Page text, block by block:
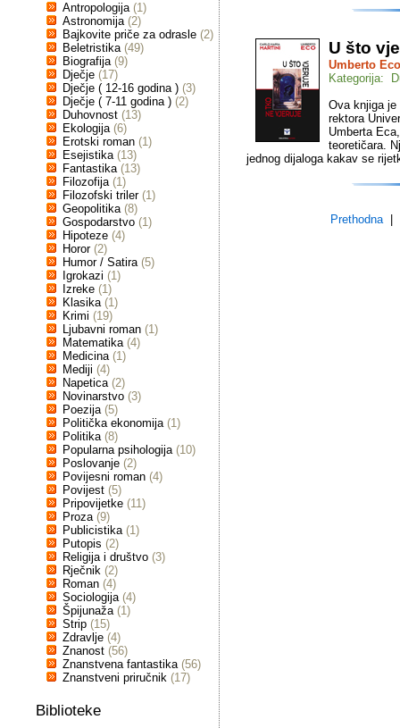
Antropologija (1)
Astronomija (2)
Bajkovite priče za odrasle (2)
Beletristika (49)
Biografija (9)
Dječje (17)
Dječje ( 12-16 godina ) (3)
Dječje ( 7-11 godina ) (2)
Duhovnost (13)
Ekologija (6)
Erotski roman (1)
Esejistika (13)
Fantastika (13)
Filozofija (1)
Filozofski triler (1)
Geopolitika (8)
Gospodarstvo (1)
Hipoteze (4)
Horor (2)
Humor / Satira (5)
Igrokazi (1)
Izreke (1)
Klasika (1)
Krimi (19)
Ljubavni roman (1)
Matematika (4)
Medicina (1)
Mediji (4)
Napetica (2)
Novinarstvo (3)
Poezija (5)
Politička ekonomija (1)
Politika (8)
Popularna psihologija (10)
Poslovanje (2)
Povijesni roman (4)
Povijest (5)
Pripovijetke (11)
Proza (9)
Publicistika (1)
Putopis (2)
Religija i društvo (3)
Rječnik (2)
Roman (4)
Sociologija (4)
Špijunaža (1)
Strip (15)
Zdravlje (4)
Znanost (56)
Znanstvena fantastika (56)
Znanstveni priručnik (17)
Biblioteke
U što
Umberto Eco
Kategorija:
Ova knjiga je
rektora
Umberta
teoretičara.
jednog dijaloga kakav se
Prethodna|